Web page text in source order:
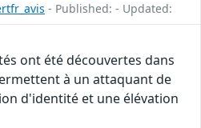
- Published: - Updated:
ont été découvertes dans
à un attaquant de
d'identité et une élévation